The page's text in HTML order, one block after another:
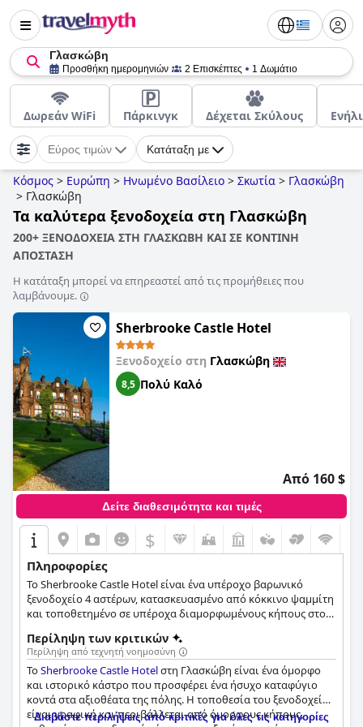
Γλασκώβη
Προσθήκη ημερομηνιών 2 Επισκέπτες 1 Δωμάτιο
Δωρεάν WiFi Πάρκινγκ Δέχεται Σκύλους
Εύρος τιμών Κατάταξη με
Κόσμος > Ευρώπη > Ηνωμένο Βασίλειο > Σκωτία > Γλασκώβη
> Γλασκώβη
Τα καλύτερα ξενοδοχεία στη Γλασκώβη
200+ ΞΕΝΟΔΟΧΕΙΑ ΣΤΗ ΓΛΑΣΚΩΒΗ ΚΑΙ ΣΕ ΚΟΝΤΙΝΗ
ΑΠΟΣΤΑΣΗ
Η κατάταξη μπορεί να επηρεαστεί από τις προμήθειες που
λαμβάνουμε.
Sherbrooke Castle Hotel
Ξενοδοχείο στη Γλασκώβη
8,5 Πολύ Καλό
Από 160 $
Δείτε διαθεσιμότητα και τιμές
$
Πληροφορίες
Το Sherbrooke Castle Hotel είναι ένα υπέροχο βαρωνικό
ξενοδοχείο 4 αστέρων, κατασκευασμένο από κόκκινο ψαμμίτη
και τοποθετημένο σε υπέροχα διαμορφωμένους κήπους στο
Περίληψη των κριτικών
Περίληψη από τεχνητή νοημοσύνη
ΤοSherbrooke Castle Hotelστη Γλασκώβη είναι ένα όμορφο
και ιστορικό κάστρο που προσφέρει ένα ήσυχο καταφύγιο
κοντά στα αξιοθέατα της πόλης. Η τοποθεσία του ξενοδοχείου
είναι γραφική και περιβάλλεται από όμορφους κήπους,
Διαβάστε περιλήψεις από κριτικές για όλες τις κατηγορίες